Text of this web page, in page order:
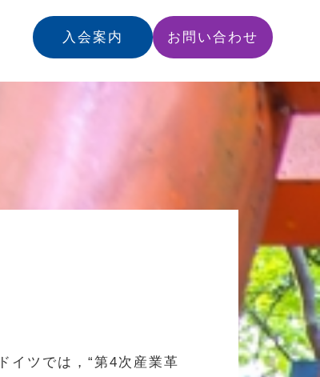
入会案内 お問い合わせ
イツでは，“第4次産業革